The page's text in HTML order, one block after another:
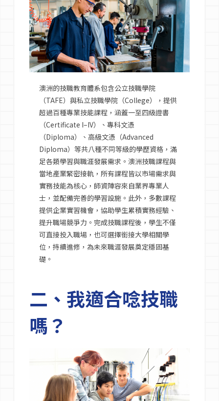
澳洲的技職教育體系包含公立技職學院
（TAFE）與私立技職學院（College），提供
超過百種專業技能課程，涵蓋一至四級證書
（Certificate I–IV）、專科文憑
（Diploma）、高級文憑（Advanced
Diploma）等共八種不同等級的學歷資格，滿
足各類學習與職涯發展需求。澳洲技職課程與
當地產業緊密接軌，所有課程皆以市場需求與
實務技能為核心，師資陣容來自業界專業人
士，並配備完善的學習設施。此外，多數課程
提供企業實習機會，協助學生累積實務經驗、
提升職場競爭力。完成技職課程後，學生不僅
可直接投入職場，也可選擇銜接大學相關學
位，持續進修，為未來職涯發展奠定穩固基
礎。
二、我適合唸技職
嗎？